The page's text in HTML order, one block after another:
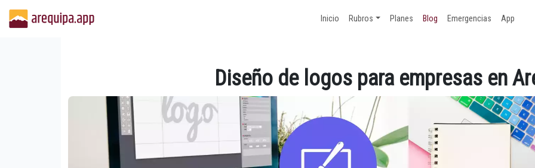
Inicio Rubros Planes Blog Emergencias App
Diseño de logos para empresas en